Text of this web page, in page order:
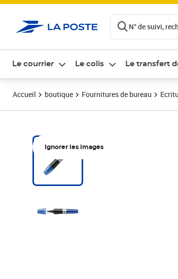
N° de suivi,
Le courrier Le colis Le transfert
Accueil boutique Fournitures de bureau
Ignorer les images